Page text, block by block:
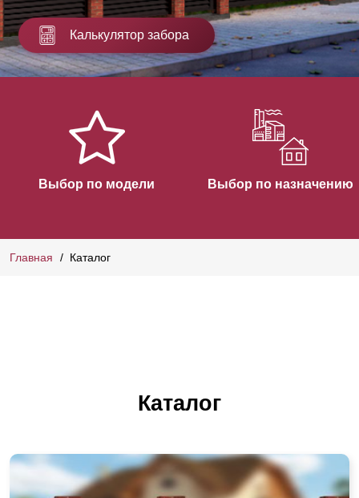
Калькулятор забора
Выбор по модели Выбор по назначению
Главная Каталог
Каталог